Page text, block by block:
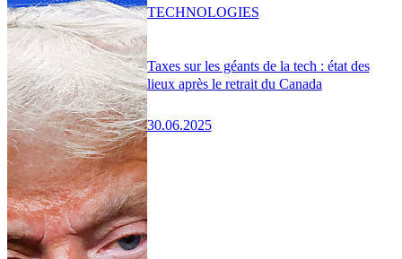
Taxes sur les géants de la tech : état des
lieux après le retrait du Canada
30.06.2025
TECHNOLOGIES